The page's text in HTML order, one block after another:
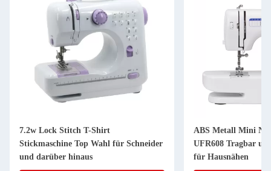
7.2w Lock Stitch T-Shirt
Stickmaschine Top Wahl für Schneider
und darüber hinaus
ABS Metall Mini
UFR608 Tragbar
für Hausnähen